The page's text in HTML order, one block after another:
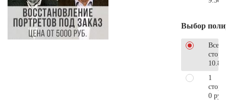
Выбор
Все
1
0 руб.